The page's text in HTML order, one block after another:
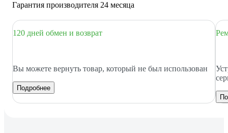
Гарантия производителя 24 месяца
120 дней обмен и возврат
Вы можете вернуть товар, который не был использован
Подробнее